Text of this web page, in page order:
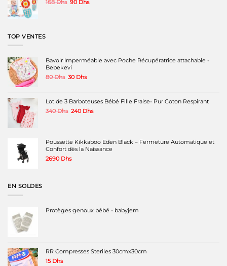
168Dhs Le
90 DhsLe
TOP VENTES
Bavoir Imperméable avec Poche Récupératrice attachable -
Bebekevi
80Dhs Le
était :
80 Dhs.
30 DhsLe
30 Dhs.
Lot de 3 Barboteuses Bébé Fille Fraise- Pur Coton Respirant
340Dhs Le
340 Dhs.
240 DhsLe
240 Dhs.
Poussette Kikkaboo Eden Black – Fermeture Automatique et
Confort dès la Naissance
2690 Dhs
EN SOLDES
Protèges genoux bébé - babyjem
RR Compresses Steriles 30cmx30cm
15 Dhs